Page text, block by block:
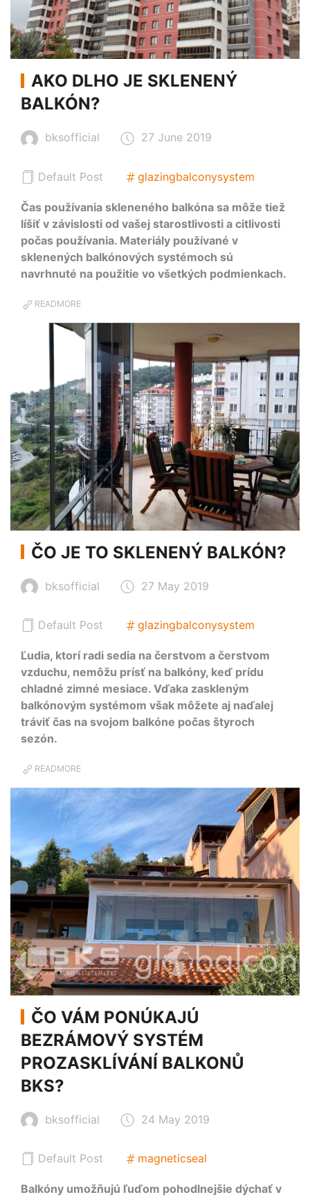
AKO DLHO JE SKLENENÝ
BALKÓN?
bksofficial 27 June 2019
Default Post glazingbalconysystem
Čas používania skleneného balkóna sa môže tiež
líšiť v závislosti od vašej starostlivosti a citlivosti
počas používania. Materiály používané v
sklenených balkónových systémoch sú
navrhnuté na použitie vo všetkých podmienkach.
READMORE
ČO JE TO SKLENENÝ BALKÓN?
bksofficial 27 May 2019
Default Post glazingbalconysystem
Ľudia, ktorí radi sedia na čerstvom a čerstvom
vzduchu, nemôžu prísť na balkóny, keď prídu
chladné zimné mesiace. Vďaka zaskleným
balkónovým systémom však môžete aj naďalej
tráviť čas na svojom balkóne počas štyroch
sezón.
READMORE
ČO VÁM PONÚKAJÚ
BEZRÁMOVÝ SYSTÉM
PROZASKLÍVÁNÍ BALKONŮ
BKS?
bksofficial 24 May 2019
Default Post magneticseal
Balkóny umožňujú ľuďom pohodlnejšie dýchať v